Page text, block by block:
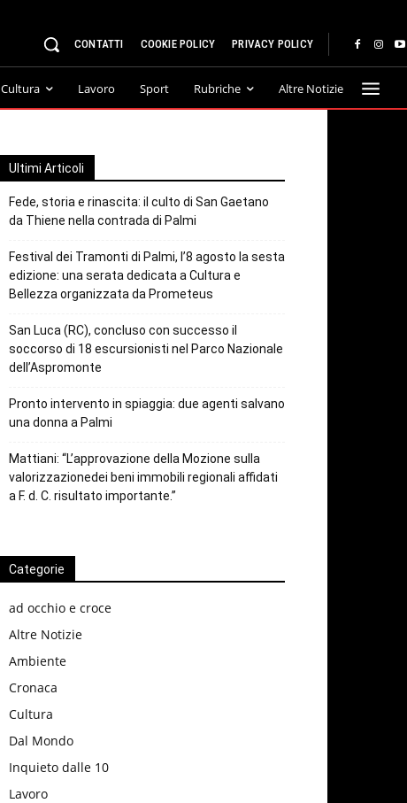
CONTATTI COOKIE POLICY PRIVACY POLICY
Cultura Lavoro Sport Rubriche Altre Notizie
Ultimi Articoli
Fede, storia e rinascita: il culto di San Gaetano
da Thiene nella contrada di Palmi
Festival dei Tramonti di Palmi, l’8 agosto la sesta
edizione: una serata dedicata a Cultura e
Bellezza organizzata da Prometeus
San Luca (RC), concluso con successo il
soccorso di 18 escursionisti nel Parco Nazionale
dell’Aspromonte
Pronto intervento in spiaggia: due agenti salvano
una donna a Palmi
Mattiani: “L’approvazione della Mozione sulla
valorizzazionedei beni immobili regionali affidati
a F. d. C. risultato importante.”
Categorie
ad occhio e croce
Altre Notizie
Ambiente
Cronaca
Cultura
Dal Mondo
Inquieto dalle 10
Lavoro